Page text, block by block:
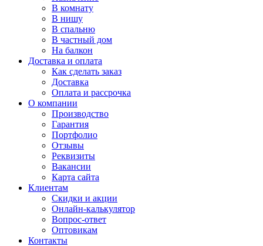
В комнату
В нишу
В спальню
В частный дом
На балкон
Доставка и оплата
Как сделать заказ
Доставка
Оплата и рассрочка
О компании
Производство
Гарантия
Портфолио
Отзывы
Реквизиты
Вакансии
Карта сайта
Клиентам
Скидки и акции
Онлайн-калькулятор
Вопрос-ответ
Оптовикам
Контакты